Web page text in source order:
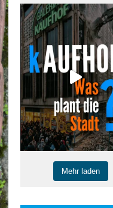
Mehr laden